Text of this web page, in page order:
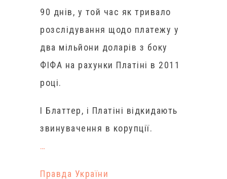
90 днів, у той час як тривало
розслідування щодо платежу у
два мільйони доларів з боку
ФІФА на рахунки Платіні в 2011
році.
І Блаттер, і Платіні відкидають
звинувачення в корупції.
…
Правда України